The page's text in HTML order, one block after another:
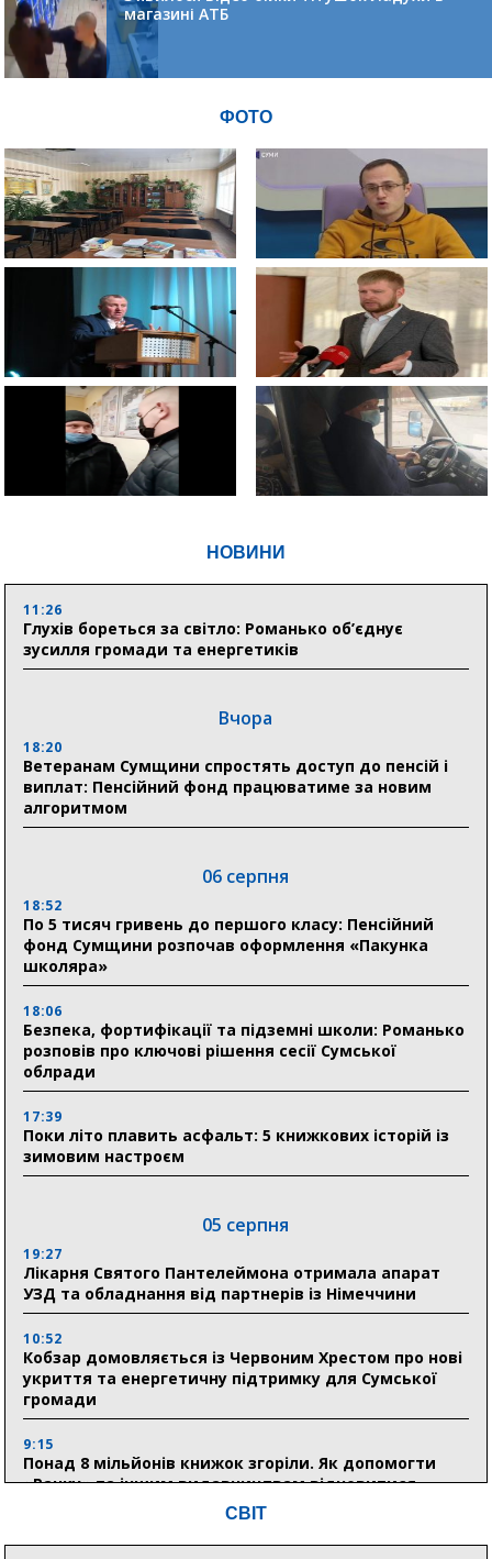
НОВИНИ
11:26
Глухів бореться за світло: Романько об’єднує
зусилля громади та енергетиків
Вчора
18:20
Ветеранам Сумщини спростять доступ до пенсій і
виплат: Пенсійний фонд працюватиме за новим
алгоритмом
06 серпня
18:52
По 5 тисяч гривень до першого класу: Пенсійний
фонд Сумщини розпочав оформлення «Пакунка
школяра»
18:06
Безпека, фортифікації та підземні школи: Романько
розповів про ключові рішення сесії Сумської
облради
17:39
Поки літо плавить асфальт: 5 книжкових історій із
зимовим настроєм
05 серпня
19:27
Лікарня Святого Пантелеймона отримала апарат
УЗД та обладнання від партнерів із Німеччини
10:52
Кобзар домовляється із Червоним Хрестом про нові
укриття та енергетичну підтримку для Сумської
громади
9:15
Понад 8 мільйонів книжок згоріли. Як допомогти
«Ранку» та іншим видавництвам відновитися
04 серпня
магазині АТБ
ФОТО
СВІТ